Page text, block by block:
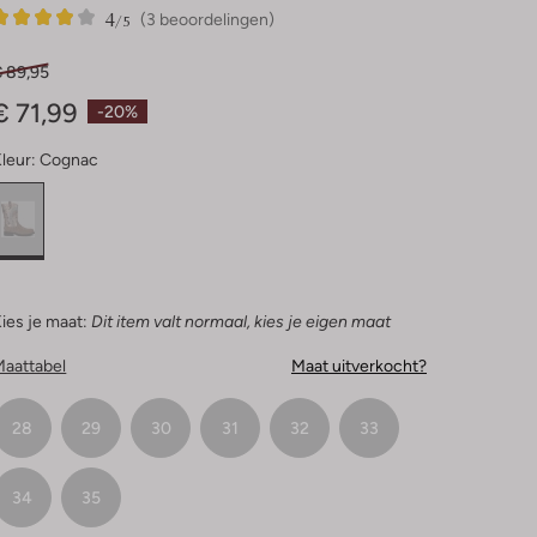
(3 beoordelingen)
4/5
-20%
89,95
71,99
Cognac
je maat: Dit item valt normaal, kies je eigen maat
Maat uitverkocht?
28 29 30 31 32 33
34 35